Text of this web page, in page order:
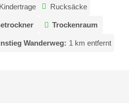
Rucksäcke
Trockenraum
Wanderweg: 1 km entfernt